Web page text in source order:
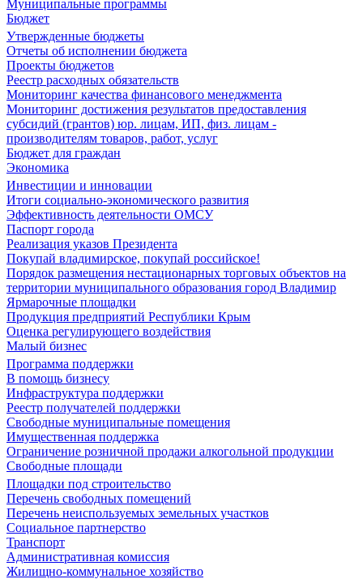
Муниципальные программы
Бюджет
Утвержденные бюджеты
Отчеты об исполнении бюджета
Проекты бюджетов
Реестр расходных обязательств
Мониторинг качества финансового менеджмента
Мониторинг достижения результатов предоставления
субсидий (грантов) юр. лицам, ИП, физ. лицам -
производителям товаров, работ, услуг
Бюджет для граждан
Экономика
Инвестиции и инновации
Итоги социально-экономического развития
Эффективность деятельности ОМСУ
Паспорт города
Реализация указов Президента
Покупай владимирское, покупай российское!
Порядок размещения нестационарных торговых объектов на
территории муниципального образования город Владимир
Ярмарочные площадки
Продукция предприятий Республики Крым
Оценка регулирующего воздействия
Малый бизнес
Программа поддержки
В помощь бизнесу
Инфраструктура поддержки
Реестр получателей поддержки
Свободные муниципальные помещения
Имущественная поддержка
Ограничение розничной продажи алкогольной продукции
Свободные площади
Площадки под строительство
Перечень свободных помещений
Перечень неиспользуемых земельных участков
Социальное партнерство
Транспорт
Административная комиссия
Жилищно-коммунальное хозяйство